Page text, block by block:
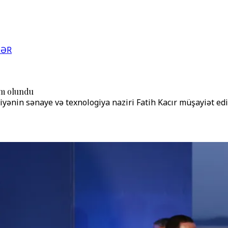
olundu
sənaye və texnologiya naziri Fatih Kacır müşayiət